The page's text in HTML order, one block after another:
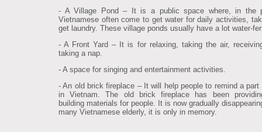
- A Village Pond – It is a public space where, in the
Vietnamese often come to get water for daily activities,
get laundry. These village ponds usually have a lot water-
- A Front Yard – It is for relaxing, taking the air,
taking a nap.
- A space for singing and entertainment activities.
- An old brick fireplace – It will help people to remind a part
in Vietnam. The old brick fireplace has been
building materials for people. It is now gradually
many Vietnamese elderly, it is only in memory.